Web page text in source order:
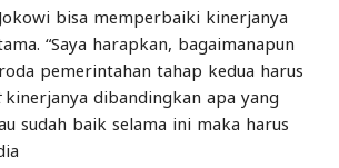
bisa memperbaiki kinerjanya
“Saya harapkan, bagaimanapun
pemerintahan tahap kedua harus
kinerjanya dibandingkan apa yang
sudah baik selama ini maka harus